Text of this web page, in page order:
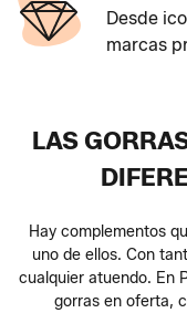
Desde
marcas
LAS
Hay complementos
uno de ellos. Con
cualquier atuendo. En
gorras en oferta,